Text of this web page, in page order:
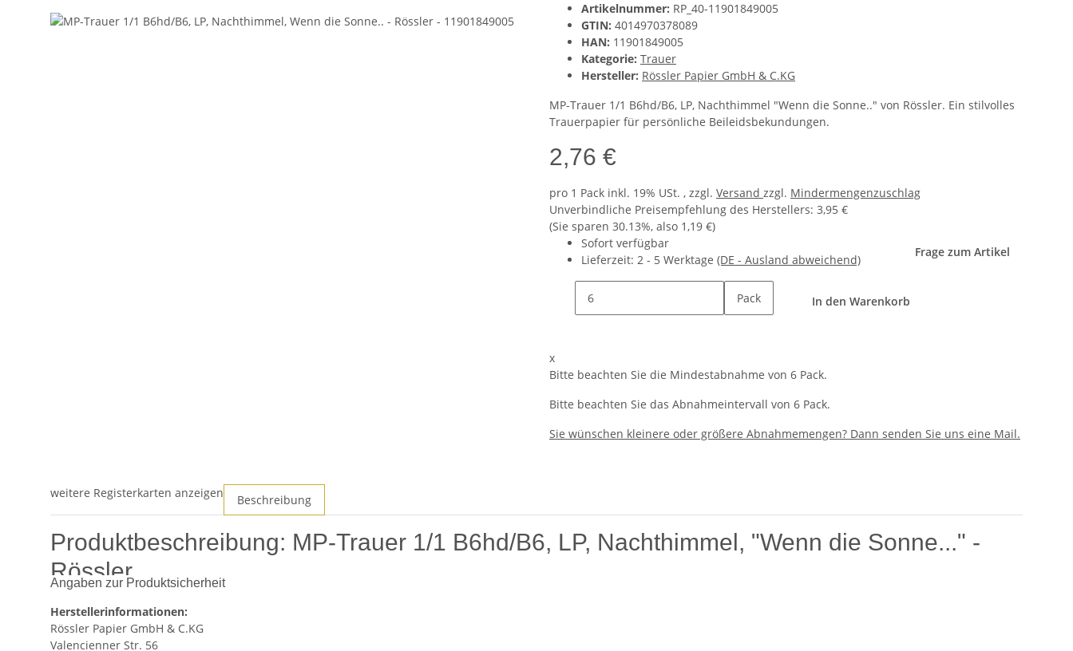
Artikelnummer: RP_40-11901849005
GTIN: 4014970378089
HAN: 11901849005
Kategorie: Trauer
Hersteller: Rössler Papier GmbH & C.KG
MP-Trauer 1/1 B6hd/B6, LP, Nachthimmel "Wenn die Sonne.." von Rössler. Ein stilvolles
Trauerpapier für persönliche Beileidsbekundungen.
2,76 €
pro 1 Pack inkl. 19% USt. , zzgl. Versand zzgl. Mindermengenzuschlag
Unverbindliche Preisempfehlung des Herstellers: 3,95 €
(Sie sparen 30.13%, also 1,19 €)
Sofort verfügbar
Lieferzeit: 2 - 5 Werktage (DE - Ausland abweichend)
Frage zum Artikel
Pack In den Warenkorb
x
Bitte beachten Sie die Mindestabnahme von 6 Pack.
Bitte beachten Sie das Abnahmeintervall von 6 Pack.
Sie wünschen kleinere oder größere Abnahmemengen? Dann senden Sie uns eine Mail.
weitere Registerkarten anzeigen Beschreibung
Produktbeschreibung: MP-Trauer 1/1 B6hd/B6, LP, Nachthimmel, "Wenn die Sonne..." -
Rössler
Entdecken Sie die stilvolle und hochwertige Trauerkarte
ist Teil der Serie "Wenn die Sonne...", die für ihren eleganten und respektvollen Umgang mit dem Thema Trauer bekannt ist.
Angaben zur Produktsicherheit
Herstellerinformationen:
Rössler Papier GmbH & C.KG
Valencienner Str. 56